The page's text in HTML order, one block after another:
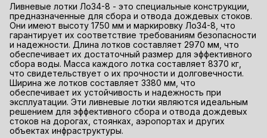
Ливневые лотки Ло34-8 - это специальные конструкции,
предназначенные для сбора и отвода дождевых стоков.
Они имеют высоту 1750 мм и маркировку Ло34-8, что
гарантирует их соответствие требованиям безопасности
и надежности. Длина лотков составляет 2970 мм, что
обеспечивает их достаточный размер для эффективного
сбора воды. Масса каждого лотка составляет 8370 кг,
что свидетельствует о их прочности и долговечности.
Ширина же лотков составляет 3380 мм, что
обеспечивает их устойчивость и надежность при
эксплуатации. Эти ливневые лотки являются идеальным
решением для эффективного сбора и отвода дождевых
стоков на дорогах, стоянках, аэропортах и других
объектах инфраструктуры.